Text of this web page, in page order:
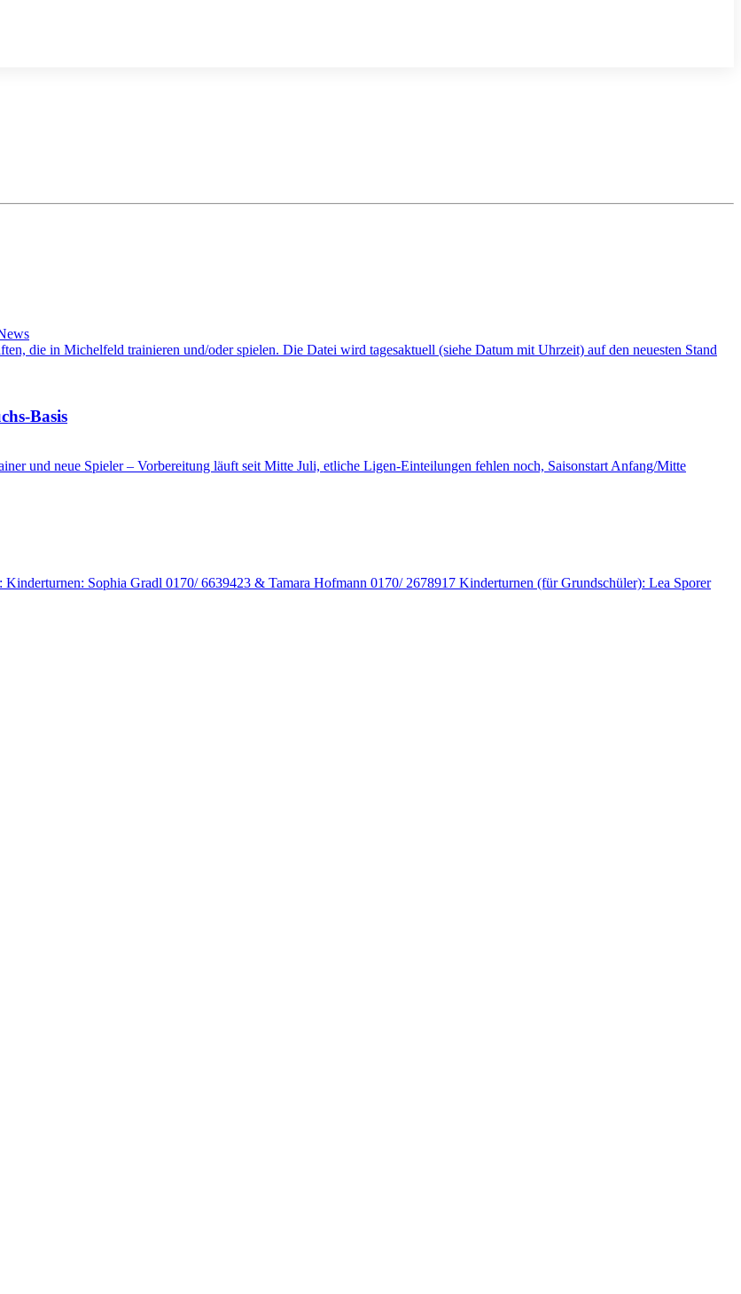
die in Michelfeld trainieren und/oder spielen. Die Datei wird tagesaktuell (siehe Datum mit Uhrzeit) auf den neuesten Stand
Basis
und neue Spieler – Vorbereitung läuft seit Mitte Juli, etliche Ligen-Einteilungen fehlen noch, Saisonstart Anfang/Mitte
Sophia Gradl 0170/ 6639423 & Tamara Hofmann 0170/ 2678917 Kinderturnen (für Grundschüler): Lea Sporer